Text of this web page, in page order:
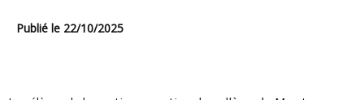
Publié le 22/10/2025